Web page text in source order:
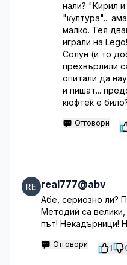
нали? "Кирил
"култура"...
малко. Тея
играли на
Солун (и то
прехвърлили
опитали да
и пишат...
кюфте́к е
Отговори
real777@abv
Абе, сериозно ли?
Методий са велики,
път! Некадърници!
Отговори 1